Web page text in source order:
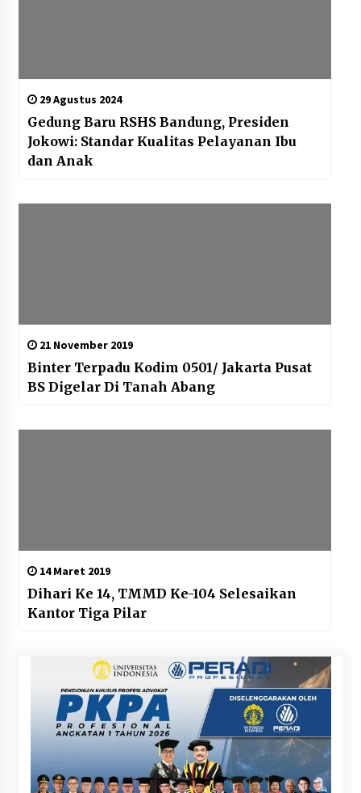
29 Agustus 2024
Gedung Baru RSHS Bandung, Presiden
Jokowi: Standar Kualitas Pelayanan Ibu
dan Anak
21 November 2019
Binter Terpadu Kodim 0501/ Jakarta Pusat
BS Digelar Di Tanah Abang
14 Maret 2019
Dihari Ke 14, TMMD Ke-104 Selesaikan
Kantor Tiga Pilar